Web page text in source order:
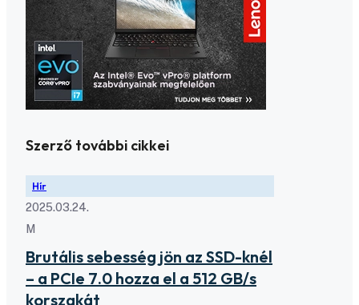
Szerző további cikkei
Hír
2025.03.24.
M
Brutális sebesség jön az SSD-knél
– a PCIe 7.0 hozza el a 512 GB/s
korszakát